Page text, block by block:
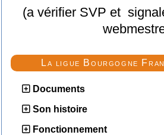
La ligue Bourgogne
Documents
Son histoire
Fonctionnement
(a vérifier SVP et